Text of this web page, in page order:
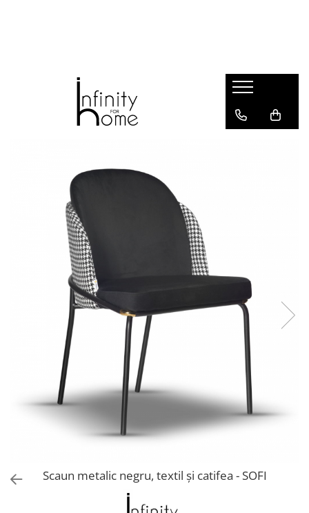
Biblioteci și rafturi
Masute auxiliare
Taburete și pufi
Masute de cafea
Mobila dormitor
Comode dormitor
Covoare dormitor
Console dormitor
Fotolii dormitor
Mobila dining
Console extensibile
Scaune
Covoare dining
Scaune de bar / insula
Scaun metalic negru, textil și catifea - SOFI